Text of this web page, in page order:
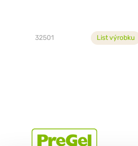
32501 List výrobku